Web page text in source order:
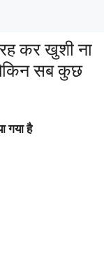
कर खुशी ना
सब कुछ
गया है